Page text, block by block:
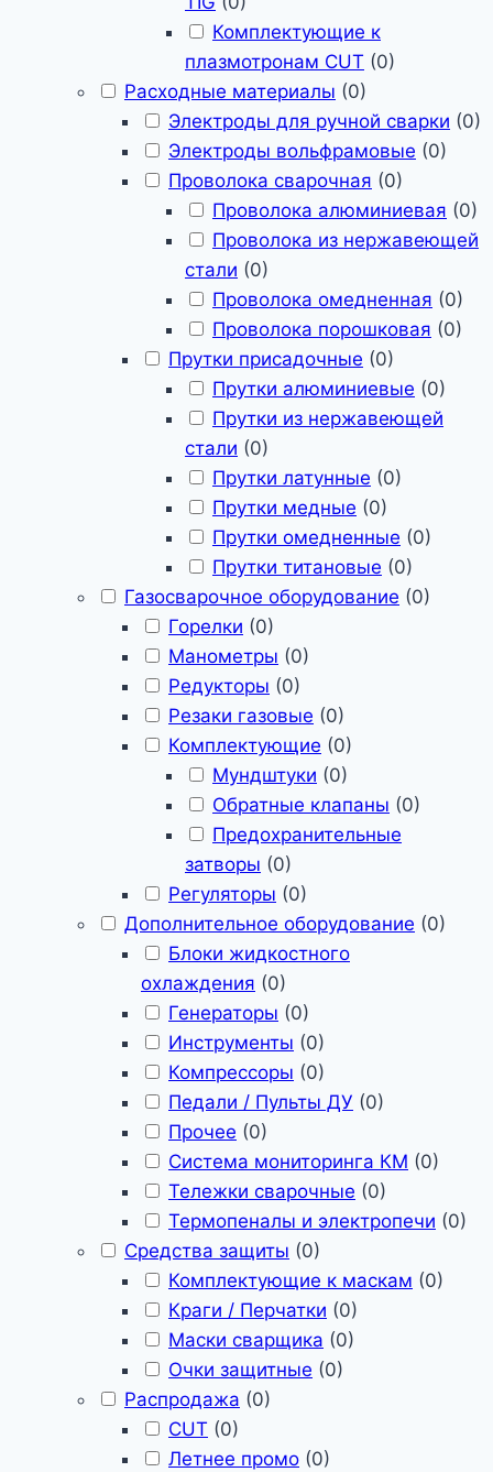
Комплектующие к
плазмотронам CUT (0)
Расходные материалы (0)
Электроды для ручной сварки (0)
Электроды вольфрамовые (0)
Проволока сварочная (0)
Проволока алюминиевая (0)
Проволока из нержавеющей
стали (0)
Проволока омедненная (0)
Проволока порошковая (0)
Прутки присадочные (0)
Прутки алюминиевые (0)
Прутки из нержавеющей
стали (0)
Прутки латунные (0)
Прутки медные (0)
Прутки омедненные (0)
Прутки титановые (0)
Газосварочное оборудование (0)
Горелки (0)
Манометры (0)
Редукторы (0)
Резаки газовые (0)
Комплектующие (0)
Мундштуки (0)
Обратные клапаны (0)
Предохранительные
затворы (0)
Регуляторы (0)
Дополнительное оборудование (0)
Блоки жидкостного
охлаждения (0)
Генераторы (0)
Инструменты (0)
Компрессоры (0)
Педали / Пульты ДУ (0)
Прочее (0)
Система мониторинга КМ (0)
Тележки сварочные (0)
Термопеналы и электропечи (0)
Средства защиты (0)
Комплектующие к маскам (0)
Краги / Перчатки (0)
Маски сварщика (0)
Очки защитные (0)
Распродажа (0)
CUT (0)
Летнее промо (0)